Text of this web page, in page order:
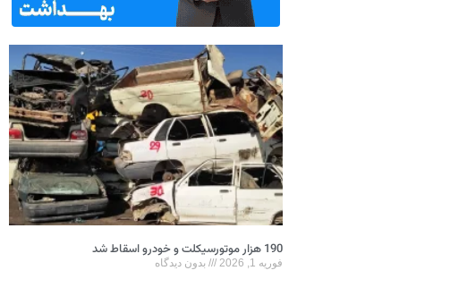
190 هزار موتورسیکلت و خودرو اسقاط شد
فوریه 1, 2026 بدون دیدگاه